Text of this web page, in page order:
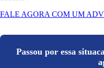
FALE AGORA COM UM
Passou por essa